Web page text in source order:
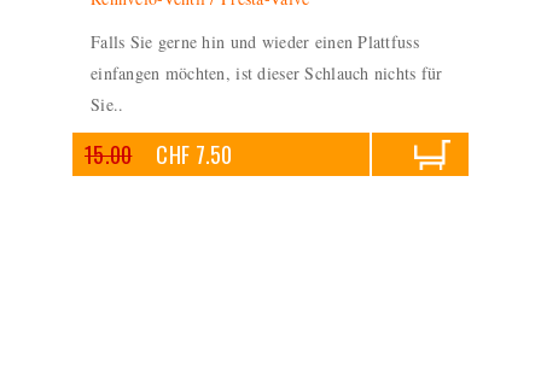
Falls Sie gerne hin und wieder einen Plattfuss
einfangen möchten, ist dieser Schlauch nichts für
Sie..
15.00 CHF 7.50